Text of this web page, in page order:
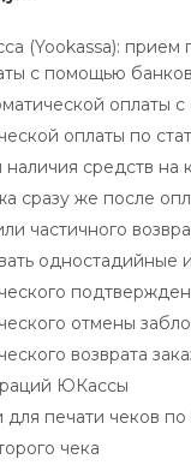
(Yookassa): прием
с помощью
оплаты
оплаты по
средств на
сразу же после
частичного
одностадийные
отмены
возврата
ЮКассы
печати чеков
чека